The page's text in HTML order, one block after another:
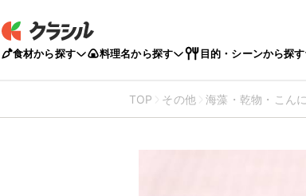
食材から探す 料理名から探す 目的・シーンから探す
TOP その他 海藻・乾物・こん